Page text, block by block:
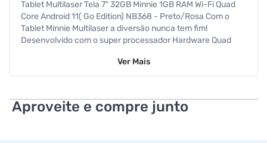
Tablet Multilaser Tela 7" 32GB Minnie 1GB RAM Wi-Fi Quad
Core Android 11( Go Edition) NB368 - Preto/Rosa Com o
Tablet Minnie Multilaser a diversão nunca tem fim!
Desenvolvido com o super processador Hardware Quad
muito mais, tudo isso ao mesmo tempo, e sem travamentos
seu tablet com milhares de aplicativos no Google Play.
Características:
Ver Mais
Aproveite e compre junto